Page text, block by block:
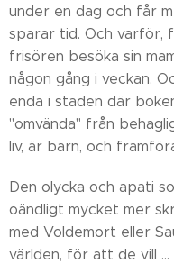
under en dag och får
sparar tid. Och varför,
frisören besöka sin
någon gång i veckan.
enda i staden där
"omvända" från
liv, är barn, och
Den olycka och apati
oändligt mycket mer
med Voldemort eller
världen, för att de vill